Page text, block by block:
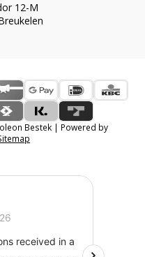
12-M
Bestek | Powered by